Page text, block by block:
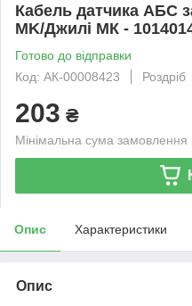
Кабель датчика АБС
MK/Джилі МК -
Готово до відправки
Код: АК-00008423
Роздріб
203 ₴
Мінімальна сума
Опис Характеристики
Опис